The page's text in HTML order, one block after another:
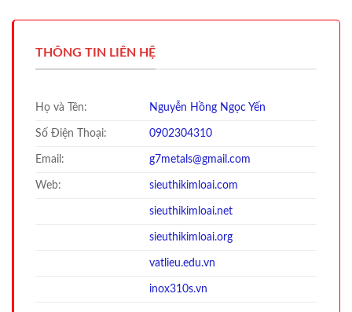
THÔNG TIN LIÊN HỆ
Họ và Tên: Nguyễn Hồng Ngọc Yến
Số Điện Thoại: 0902304310
Email: g7metals@gmail.com
Web: sieuthikimloai.com
sieuthikimloai.net
sieuthikimloai.org
vatlieu.edu.vn
inox310s.vn